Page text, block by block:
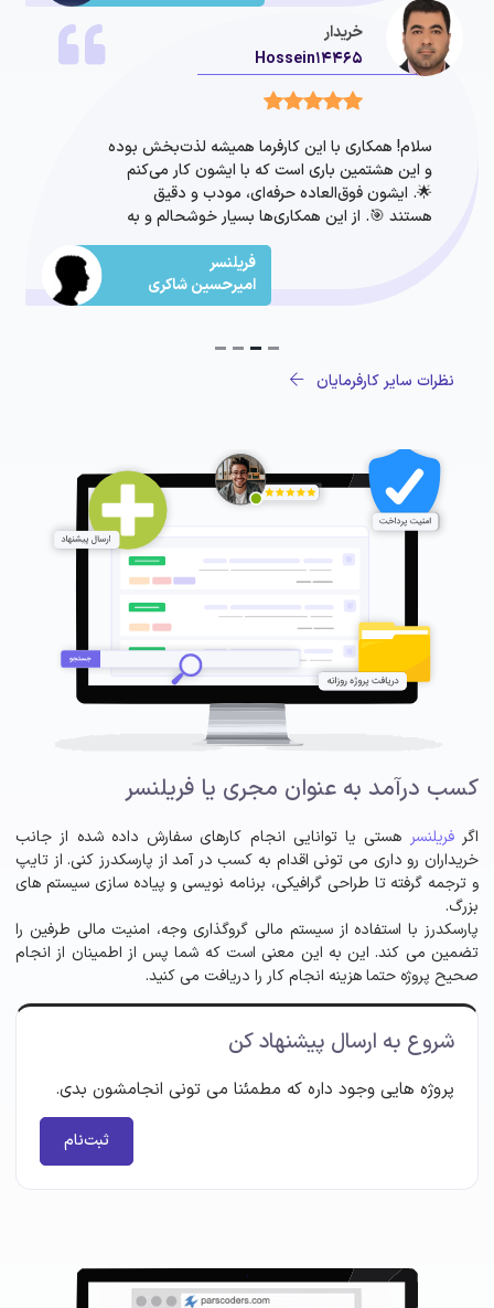
خریدار
Hossein14465
سلام! همکاری با این کارفرما همیشه لذت‌بخش بوده
و این هشتمین باری است که با ایشون کار می‌کنم
🌟. ایشون فوق‌العاده حرفه‌ای، مودب و دقیق
هستند 🎯. از این همکاری‌ها بسیار خوشحالم و به
شدت توصیه می‌کنم 😊👍.
فریلنسر
امیرحسین شاکری
نظرات سایر کارفرمایان
کسب درآمد به عنوان مجری یا فریلنسر
اگرفریلنسر هستی یا توانایی انجام کارهای سفارش داده شده از جانب
خریداران رو داری می تونی اقدام به کسب در آمد از پارسکدرز کنی. از تایپ
و ترجمه گرفته تا طراحی گرافیکی، برنامه نویسی و پیاده سازی سیستم های
بزرگ.
پارسکدرز با استفاده از سیستم مالی گروگذاری وجه، امنیت مالی طرفین را
تضمین می کند. این به این معنی است که شما پس از اطمینان از انجام
صحیح پروژه حتما هزینه انجام کار را دریافت می کنید.
شروع به ارسال پیشنهاد کن
پروژه هایی وجود داره که مطمئنا می تونی انجامشون بدی.
ثبت‌نام